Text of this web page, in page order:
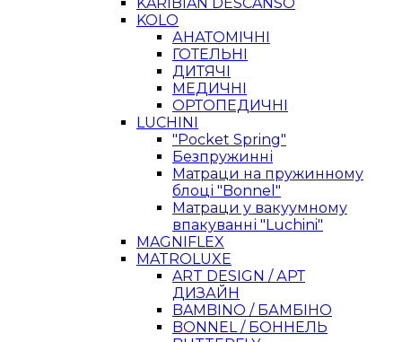
KOLO
АНАТОМІЧНІ
ГОТЕЛЬНІ
ДИТЯЧІ
МЕДИЧНІ
ОРТОПЕДИЧНІ
LUCHINI
"Pocket Spring"
Безпружинні
Матраци на пружинному
блоці "Bonnel"
Матраци у вакуумному
впакуванні "Luchini"
MAGNIFLEX
MATROLUXE
ART DESIGN / АРТ
ДИЗАЙН
BAMBINO / БАМБІНО
BONNEL / БОННЕЛЬ